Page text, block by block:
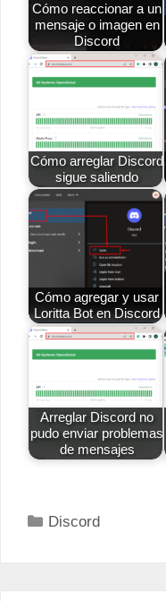
Cómo reaccionar a un
mensaje o imagen en
Discord
Cómo arreglar Discord
sigue saliendo
Cómo agregar y usar
Loritta Bot en Discord
Arreglar Discord no
pudo enviar problemas
de mensajes
Categorías
Discord